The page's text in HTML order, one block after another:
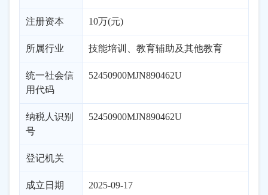
注册资本 10万(元)
所属行业 技能培训、教育辅助及其他教育
统一社会信
用代码
52450900MJN890462U
纳税人识别
号
52450900MJN890462U
登记机关
成立日期 2025-09-17